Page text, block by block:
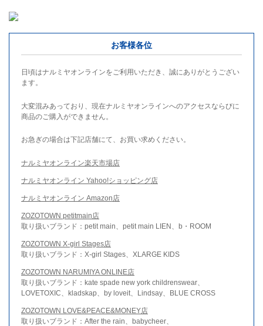
お客様各位
日頃はナルミヤオンラインをご利用いただき、誠にありがとうござい
ます。
大変混みあっており、現在ナルミヤオンラインへのアクセスならびに
商品のご購入ができません。
お急ぎの場合は下記店舗にて、お買い求めください。
ナルミヤオンライン楽天市場店
ナルミヤオンライン Yahoo!ショッピング店
ナルミヤオンライン Amazon店
ZOZOTOWN petitmain店
取り扱いブランド：petit main、petit main LIEN、b・ROOM
ZOZOTOWN X-girl Stages店
取り扱いブランド：X-girl Stages、XLARGE KIDS
ZOZOTOWN NARUMIYA ONLINE店
取り扱いブランド：kate spade new york childrenswear、
LOVETOXIC、kladskap、by loveit、Lindsay、BLUE CROSS
ZOZOTOWN LOVE&PEACE&MONEY店
取り扱いブランド：After the rain、babycheer、